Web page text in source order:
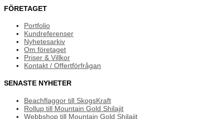
FÖRETAGET
Portfolio
Kundreferenser
Nyhetesarkiv
Om företaget
Priser & Villkor
Kontakt / Offertförfrågan
SENASTE NYHETER
Beachflaggor till SkogsKraft
Rollup till Mountain Gold Shilajit
Webbshop till Mountain Gold Shilajit